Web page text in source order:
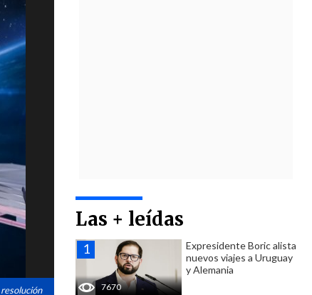
Las + leídas
7670
Expresidente Boric alista
nuevos viajes a Uruguay
y Alemania